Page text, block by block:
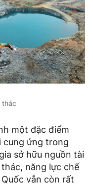
thác
một đặc điểm
cung ứng trong
sở hữu nguồn tài
năng lực chế
vẫn còn rất